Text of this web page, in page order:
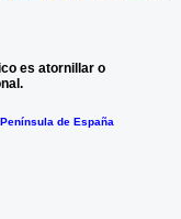
es atornillar o
de España